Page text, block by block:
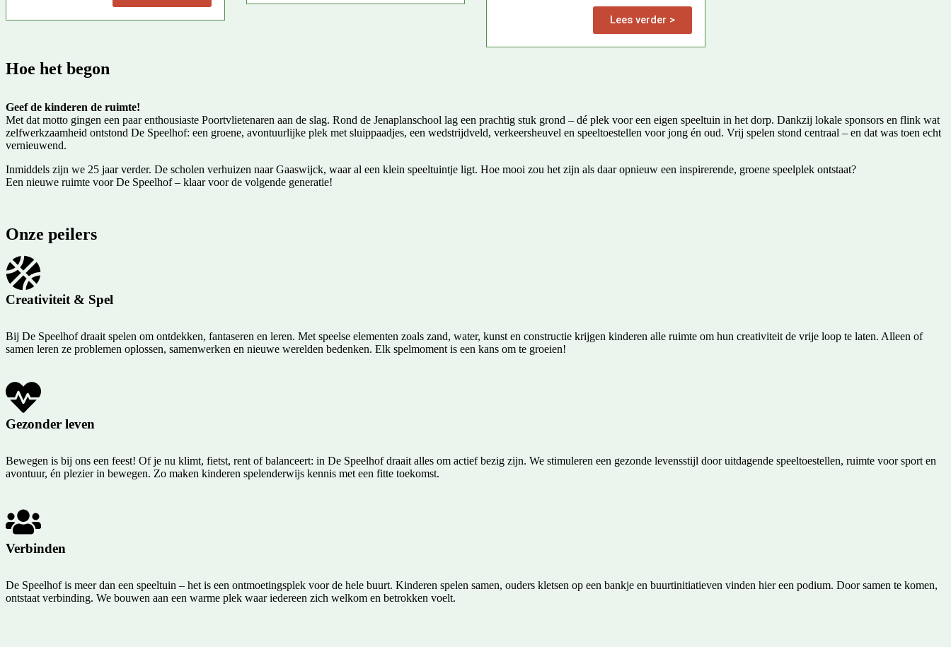
Lees verder >
Hoe het begon
Geef de kinderen de ruimte!
Met dat motto gingen een paar enthousiaste Poortvlietenaren aan de slag. Rond de Jenaplanschool lag een prachtig stuk grond – dé plek voor een eigen speeltuin in het dorp. Dankzij lokale sponsors en flink wat
zelfwerkzaamheid ontstond De Speelhof: een groene, avontuurlijke plek met sluippaadjes, een wedstrijdveld, verkeersheuvel en speeltoestellen voor jong én oud. Vrij spelen stond centraal – en dat was toen echt
vernieuwend.
Inmiddels zijn we 25 jaar verder. De scholen verhuizen naar Gaaswijck, waar al een klein speeltuintje ligt. Hoe mooi zou het zijn als daar opnieuw een inspirerende, groene speelplek ontstaat?
Een nieuwe ruimte voor De Speelhof – klaar voor de volgende generatie!
Onze peilers
Creativiteit & Spel
Bij De Speelhof draait spelen om ontdekken, fantaseren en leren. Met speelse elementen zoals zand, water, kunst en constructie krijgen kinderen alle ruimte om hun creativiteit de vrije loop te laten. Alleen of
samen leren ze problemen oplossen, samenwerken en nieuwe werelden bedenken. Elk spelmoment is een kans om te groeien!
Gezonder leven
Bewegen is bij ons een feest! Of je nu klimt, fietst, rent of balanceert: in De Speelhof draait alles om actief bezig zijn. We stimuleren een gezonde levensstijl door uitdagende speeltoestellen, ruimte voor sport en
avontuur, én plezier in bewegen. Zo maken kinderen spelenderwijs kennis met een fitte toekomst.
Verbinden
De Speelhof is meer dan een speeltuin – het is een ontmoetingsplek voor de hele buurt. Kinderen spelen samen, ouders kletsen op een bankje en buurtinitiatieven vinden hier een podium. Door samen te komen,
ontstaat verbinding. We bouwen aan een warme plek waar iedereen zich welkom en betrokken voelt.